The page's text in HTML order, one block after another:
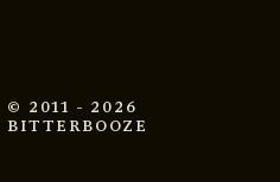
© 2011 - 2026
BITTERBOOZE